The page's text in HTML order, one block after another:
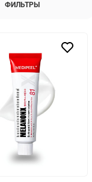
ФИЛЬТРЫ